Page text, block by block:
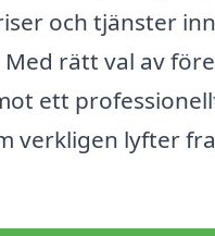
och tjänster
rätt val av
ett
verkligen lyfter